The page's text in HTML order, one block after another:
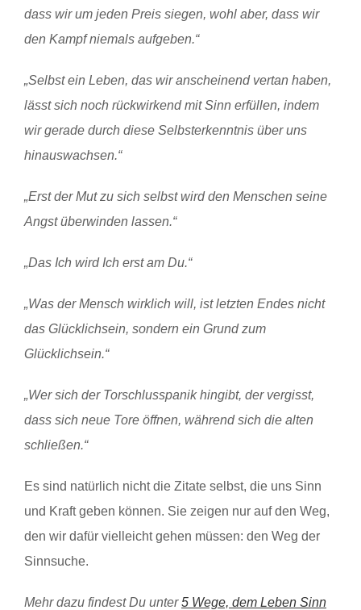
dass wir um jeden Preis siegen, wohl aber, dass wir
den Kampf niemals aufgeben.“
„Selbst ein Leben, das wir anscheinend vertan haben,
lässt sich noch rückwirkend mit Sinn erfüllen, indem
wir gerade durch diese Selbsterkenntnis über uns
hinauswachsen.“
„Erst der Mut zu sich selbst wird den Menschen seine
Angst überwinden lassen.“
„Das Ich wird Ich erst am Du.“
„Was der Mensch wirklich will, ist letzten Endes nicht
das Glücklichsein, sondern ein Grund zum
Glücklichsein.“
„Wer sich der Torschlusspanik hingibt, der vergisst,
dass sich neue Tore öffnen, während sich die alten
schließen.“
Es sind natürlich nicht die Zitate selbst, die uns Sinn
und Kraft geben können. Sie zeigen nur auf den Weg,
den wir dafür vielleicht gehen müssen: den Weg der
Sinnsuche.
Mehr dazu findest Du unter5 Wege, dem Leben Sinn